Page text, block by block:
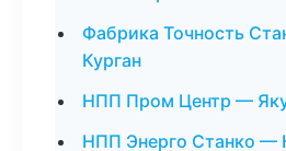
Фабрика Точность
Курган
НПП Пром Центр —
НПП Энерго Станко —